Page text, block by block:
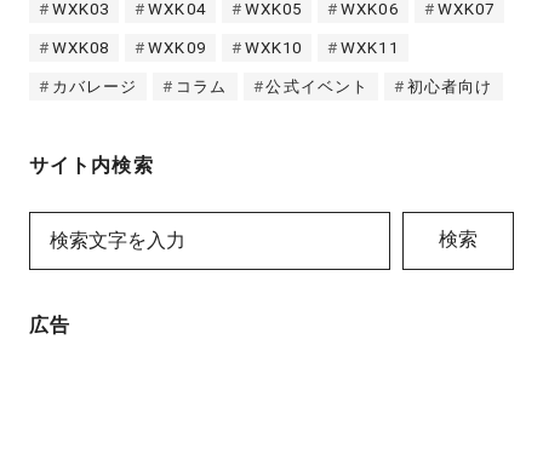
WXK03 WXK04 WXK05 WXK06 WXK07
WXK08 WXK09 WXK10 WXK11
カバレージ コラム 公式イベント 初心者向け
サイト内検索
検索
広告